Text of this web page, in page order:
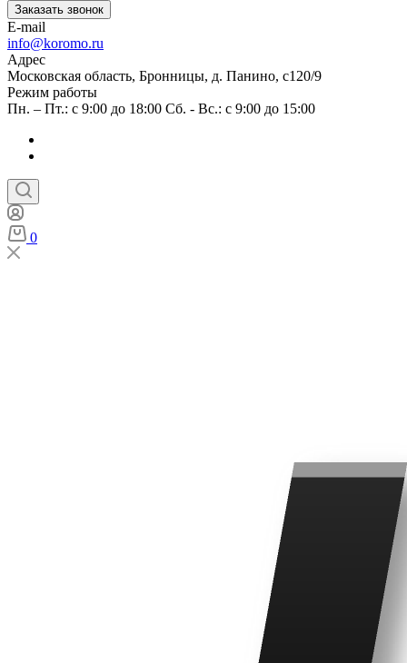
Заказать звонок
E-mail
info@koromo.ru
Адрес
Московская область, Бронницы, д. Панино, с120/9
Режим работы
Пн. – Пт.: с 9:00 до 18:00 Сб. - Вс.: с 9:00 до 15:00
0